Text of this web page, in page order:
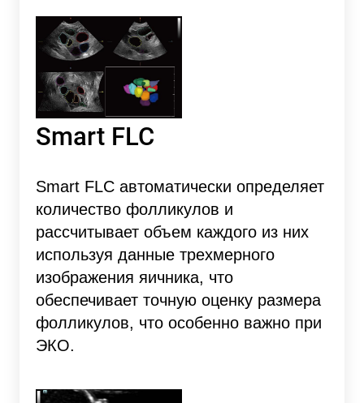
Smart FLC
Smart FLC автоматически определяет
количество фолликулов и
рассчитывает объем каждого из них
используя данные трехмерного
изображения яичника, что
обеспечивает точную оценку размера
фолликулов, что особенно важно при
ЭКО.